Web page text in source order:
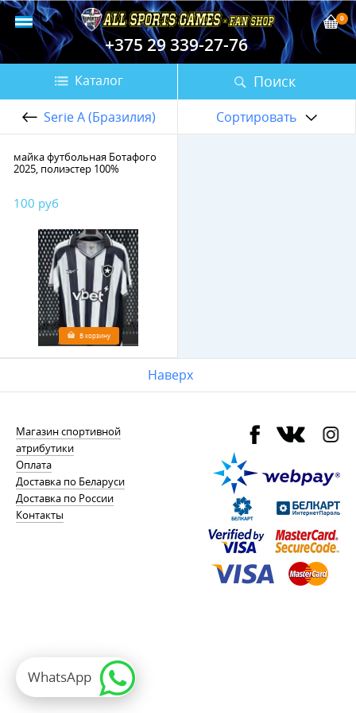
+375 29 339-27-76
Поиск
0
Каталог
Serie A (Бразилия) Сортировать
майка футбольная Ботафого
2025, полиэстер 100%
100 руб
В корзину
Наверх
Магазин спортивной
атрибутики
Оплата
Доставка по Беларуси
Доставка по России
Контакты
WhatsApp